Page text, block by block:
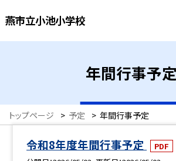
燕市立小池小学校
年間行事予定
トップページ > 予定 > 年間行事予定
令和8年度年間行事予定
PDF